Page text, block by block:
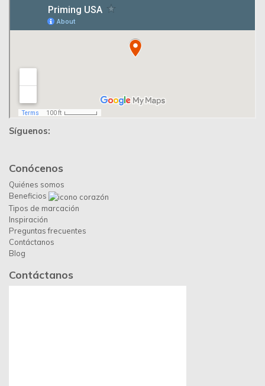
Síguenos:
Conócenos
Quiénes somos
Beneficios
Tipos de marcación
Inspiración
Preguntas frecuentes
Contáctanos
Blog
Contáctanos